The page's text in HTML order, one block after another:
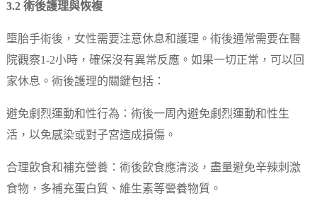
3.2 術後護理與恢複
墮胎手術後，女性需要注意休息和護理。術後通常需要在醫
院觀察1-2小時，確保沒有異常反應。如果一切正常，可以回
家休息。術後護理的關鍵包括：
避免劇烈運動和性行為：術後一周內避免劇烈運動和性生
活，以免感染或對子宮造成損傷。
合理飲食和補充營養：術後飲食應清淡，盡量避免辛辣刺激
食物，多補充蛋白質、維生素等營養物質。